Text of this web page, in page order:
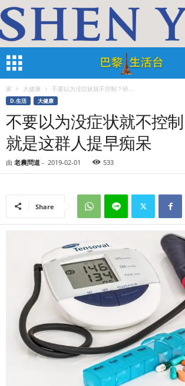
家 大健康 不要以为没症状就不控制？研...
D.生活 大健康
不要以为没症状就不控制
就是这群人提早痴呆
由 老農問道 - 2019-02-01 533
Share